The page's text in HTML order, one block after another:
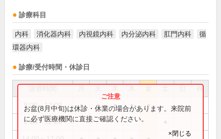
診療科目
内科 消化器内科 内視鏡内科 内分泌内科 肛門内科
循
環器内科
診療/受付時間・休診日
祝
9:00～12:00 ● ● ● ● ●
9:00～12:30
お盆(8月中旬)は休診・休業の場合があります。来院前
に必ず医療機関に直接ご確認ください。
×閉じる